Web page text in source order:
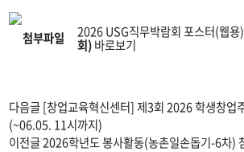
보
를
습
니
다.
첨부파일 2026 USG직무박람회 포스터(웹
회)바로보기
다음글[창업교육혁신센터] 제3회 2026 학생창업
(~06.05. 11시까지)
이전글2026학년도 봉사활동(농촌일손돕기-6차)